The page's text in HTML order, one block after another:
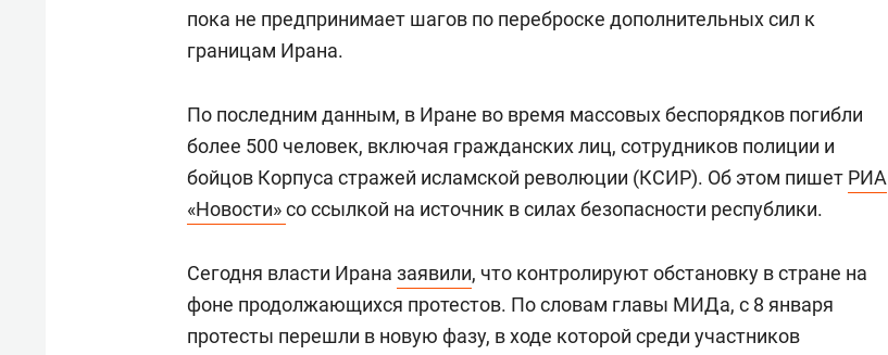
пока не предпринимает шагов по переброске дополнительных сил к
границам Ирана.
По последним данным, в Иране во время массовых беспорядков погибли
более 500 человек, включая гражданских лиц, сотрудников полиции и
бойцов Корпуса стражей исламской революции (КСИР). Об этом пишет РИА
«Новости»со ссылкой на источник в силах безопасности республики.
Сегодня власти Ирана заявили, что контролируют обстановку в стране на
фоне продолжающихся протестов. По словам главы МИДа, с 8 января
протесты перешли в новую фазу, в ходе которой среди участников